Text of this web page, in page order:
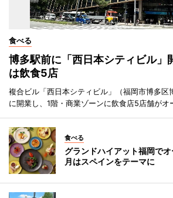
食べる
博多駅前に「西日本シティビル」
は飲食5店
複合ビル「西日本シティビル」（福岡市博多区
に開業し、1階・商業ゾーンに飲食店5店舗がオ
食べる
グランドハイアット福岡で
月はスペインをテーマに